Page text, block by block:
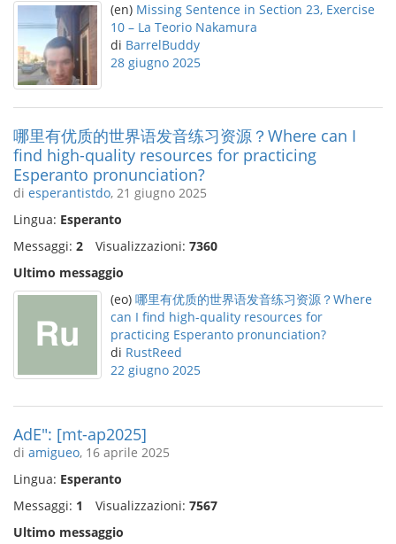
(en) Missing Sentence in Section 23, Exercise
10 – La Teorio Nakamura
di BarrelBuddy
28 giugno 2025
哪里有优质的世界语发音练习资源？Where can I
find high-quality resources for practicing
Esperanto pronunciation?
di esperantistdo, 21 giugno 2025
Lingua: Esperanto
Messaggi: 2 Visualizzazioni: 7360
Ultimo messaggio
(eo) 哪里有优质的世界语发音练习资源？Where
can I find high-quality resources for
practicing Esperanto pronunciation?
di RustReed
22 giugno 2025
AdE": [mt-ap2025]
di amigueo, 16 aprile 2025
Lingua: Esperanto
Messaggi: 1 Visualizzazioni: 7567
Ultimo messaggio